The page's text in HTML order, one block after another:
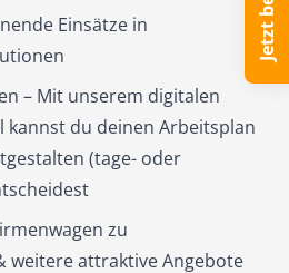
Einsätze in
– Mit unserem digitalen
kannst du deinen Arbeitsplan
(tage- oder
zu
weitere attraktive Angebote